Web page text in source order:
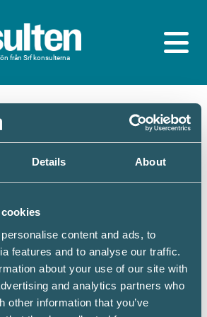
Details About
content and ads, to
features and to analyse our traffic.
about your use of our site with
and analytics partners who
other information that you’ve
från Srf konsulterna
för dig som är
Srf konsulterna. Du loggar in
lösenord som du har på
(ÅÅÅÅMMDDNNNN)